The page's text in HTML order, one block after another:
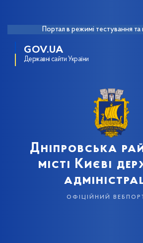
Портал в режимі тестування
GOV.UA
Державні сайти України
Дніпровська
місті Києві
офіційний